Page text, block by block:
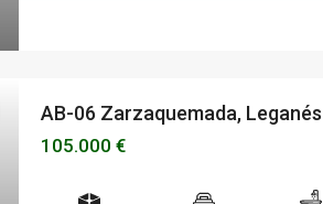
AB-06 Zarzaquemada, Leganés
105.000 €